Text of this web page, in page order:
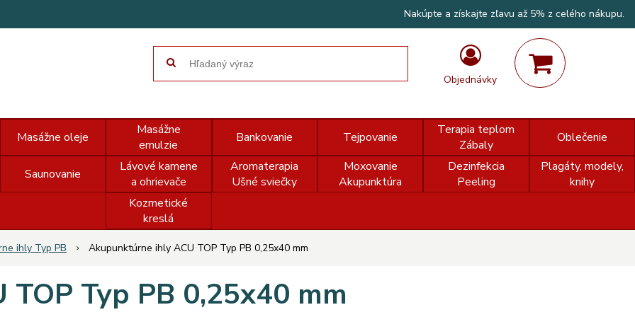
Nakúpte a získajte zľavu až 5% z celého nákupu.
Objednávky
Masážne oleje
Masážne
emulzie
Bankovanie Tejpovanie
Terapia teplom
Zábaly
Oblečenie
Saunovanie
Lávové kamene
a ohrievače
Aromaterapia
Ušné sviečky
Moxovanie
Akupunktúra
Dezinfekcia
Peeling
Plagáty, modely,
knihy
Kozmetické
kreslá
ihly Typ PB Akupunktúrne ihly ACU TOP Typ PB 0,25x40 mm
Typ PB 0,25x40 mm